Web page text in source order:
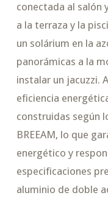
conectada al salón
a la terraza y la
un solárium en la
panorámicas a la
instalar un jacuzzi.
eficiencia
construidas según
BREEAM, lo que
energético y
especificaciones
aluminio de doble